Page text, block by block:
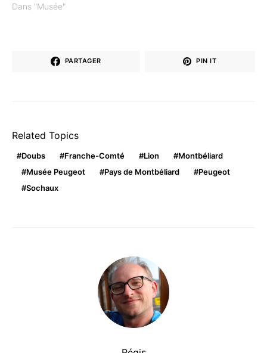
Dans "Musée"
PARTAGER PIN IT
Related Topics
Doubs Franche-Comté Lion
Montbéliard
Musée Peugeot
Pays de Montbéliard
Peugeot
Sochaux